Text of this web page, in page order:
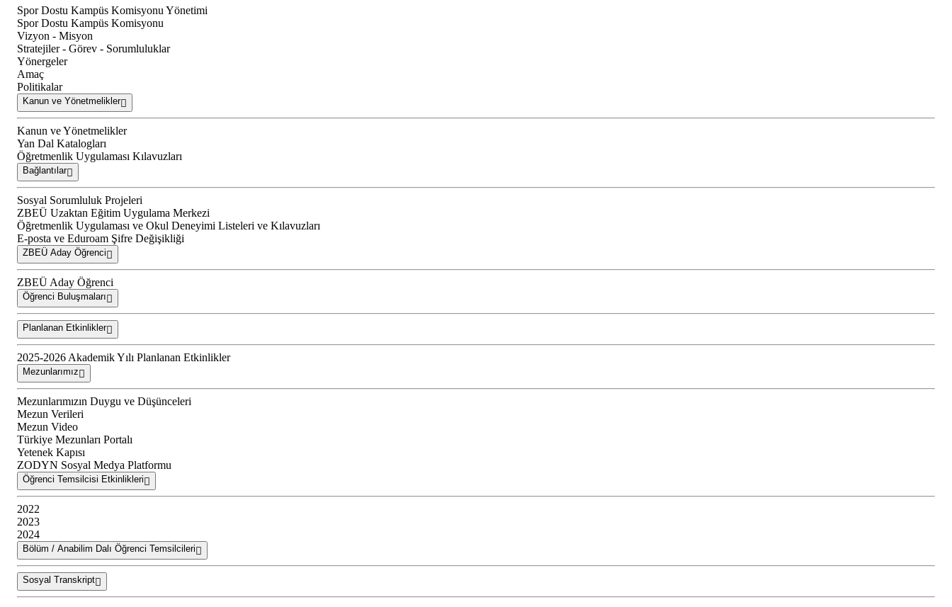
Spor Dostu Kampüs Komisyonu Yönetimi
Spor Dostu Kampüs Komisyonu
Vizyon - Misyon
Stratejiler - Görev - Sorumluluklar
Yönergeler
Amaç
Politikalar
Kanun ve Yönetmelikler
Kanun ve Yönetmelikler
Yan Dal Katalogları
Öğretmenlik Uygulaması Kılavuzları
Bağlantılar
Sosyal Sorumluluk Projeleri
ZBEÜ Uzaktan Eğitim Uygulama Merkezi
Öğretmenlik Uygulaması ve Okul Deneyimi Listeleri ve Kılavuzları
E-posta ve Eduroam Şifre Değişikliği
ZBEÜ Aday Öğrenci
ZBEÜ Aday Öğrenci
Öğrenci Buluşmaları
Planlanan Etkinlikler
2025-2026 Akademik Yılı Planlanan Etkinlikler
Mezunlarımız
Mezunlarımızın Duygu ve Düşünceleri
Mezun Verileri
Mezun Video
Türkiye Mezunları Portalı
Yetenek Kapısı
ZODYN Sosyal Medya Platformu
Öğrenci Temsilcisi Etkinlikleri
2022
2023
2024
Bölüm / Anabilim Dalı Öğrenci Temsilcileri
Sosyal Transkript